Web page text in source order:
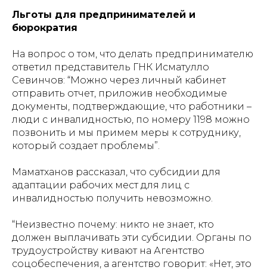
Льготы для предпринимателей и
бюрократия
На вопрос о том, что делать предпринимателю
ответил представитель ГНК Исматулло
Севинчов: “Можно через личный кабинет
отправить отчет, приложив необходимые
документы, подтверждающие, что работники –
люди с инвалидностью, по номеру 1198 можно
позвонить и мы примем меры к сотруднику,
который создает проблемы”.
Маматханов рассказал, что субсидии для
адаптации рабочих мест для лиц с
инвалидностью получить невозможно.
“Неизвестно почему: никто не знает, кто
должен выплачивать эти субсидии. Органы по
трудоустройству кивают на Агентство
соцобеспечения, а агентство говорит: «Нет, это